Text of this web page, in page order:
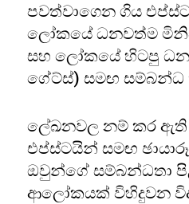
පවත්වාගෙන ගිය
ලෝකයේ ධනවත්ම
සහ ලෝකයේ හිටපු
ගේට්ස්) සමඟ සම්බන්ධ
ලේඛනවල නම් කර ඇති
එප්ස්ටයින් සමඟ
ඔවුන්ගේ සම්බන්ධතා
ආලෝකයක් විහිදුවන